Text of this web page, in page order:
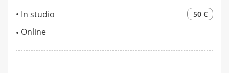
In studio 50 €
Online